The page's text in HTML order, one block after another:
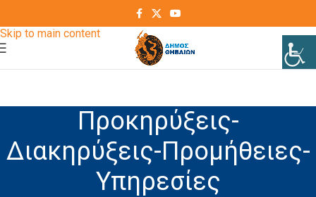
Skip to main content
Προκηρύξεις-
Διακηρύξεις-Προμήθειες-
Υπηρεσίες